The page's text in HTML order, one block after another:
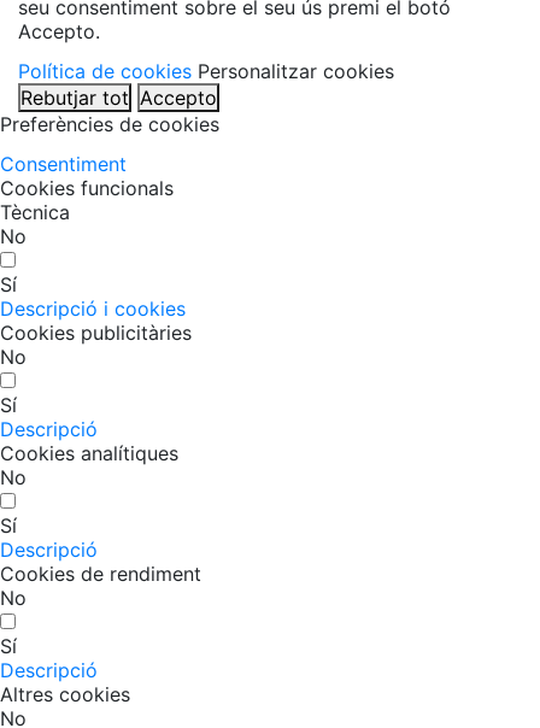
seu consentiment sobre el seu ús premi el botó
Accepto.
Política de cookies Personalitzar cookies
Rebutjar tot Accepto
Preferències de cookies
Consentiment
Cookies funcionals
Tècnica
No
Sí
Descripció i cookies
Cookies publicitàries
No
Sí
Descripció
Cookies analítiques
No
Sí
Descripció
Cookies de rendiment
No
Sí
Descripció
Altres cookies
No